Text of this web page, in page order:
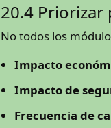
20.4
No todos los
Impacto
Impacto de
Frecuencia de